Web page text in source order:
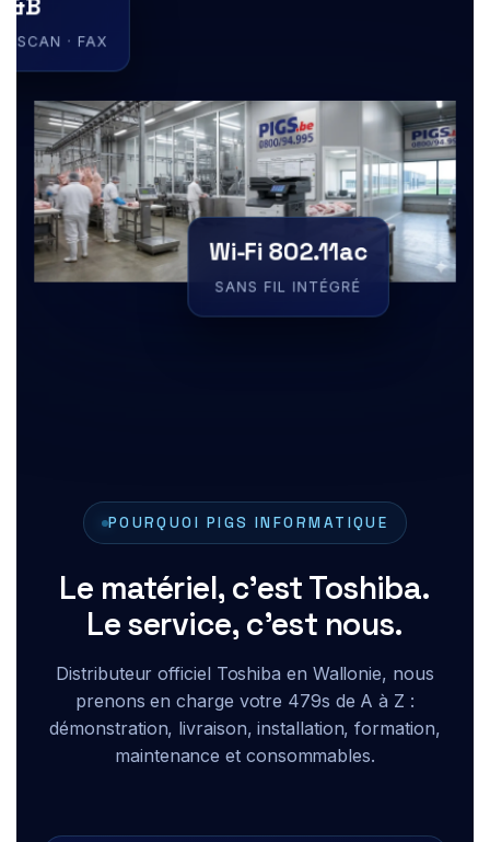
· SCAN · FAX
Wi-Fi 802.11ac
SANS FIL INTÉGRÉ
POURQUOI PIGS INFORMATIQUE
Le matériel, c'est Toshiba.
Le service, c'est nous.
Distributeur officiel Toshiba en Wallonie, nous
prenons en charge votre 479s de A à Z :
démonstration, livraison, installation, formation,
maintenance et consommables.